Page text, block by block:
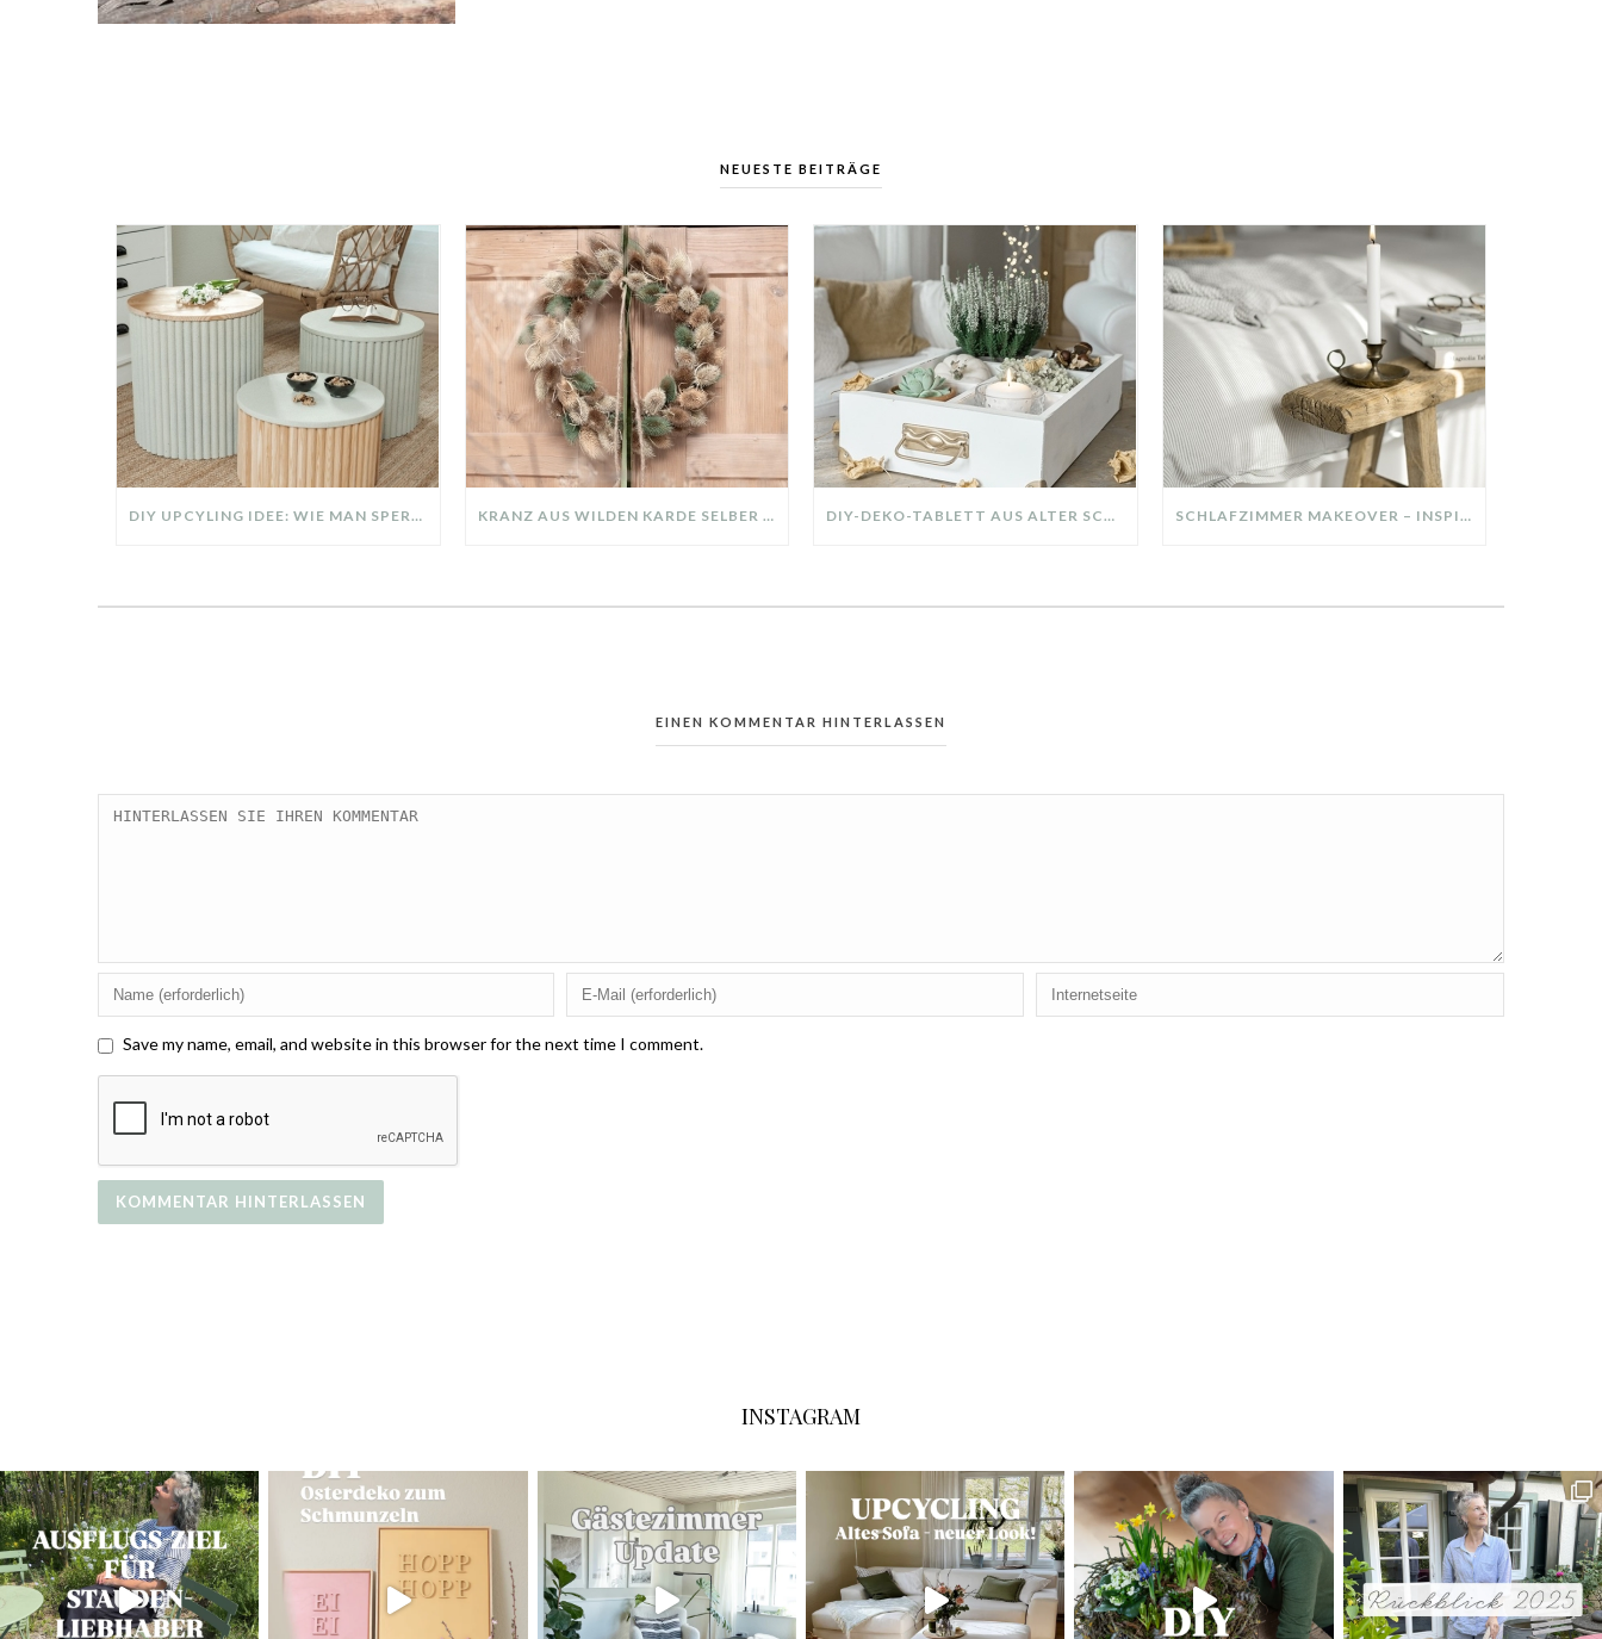
NEUESTE BEITRÄGE
DIY UPCYLING IDEE: WIE MAN SPERRMÜLL IN EIN DESIGNER TEIL VERWANDELT KRANZ AUS WILDEN KARDE SELBER MACHEN: HERBSTDEKO GANZ EINFACH DIY-DEKO-TABLETT AUS ALTER SCHUBLADE – NACHHALTIGE HERBSTDEKO SELBER MACHEN! SCHLAFZIMMER MAKEOVER – INSPIRATION FÜR DEIN SCHLAFZIMMER: AUS ALT MACH NEU – HELL, GEMÜTLICH UND EINLADEND
EINEN KOMMENTAR HINTERLASSEN
Save my name, email, and website in this browser for the next time I comment.
INSTAGRAM